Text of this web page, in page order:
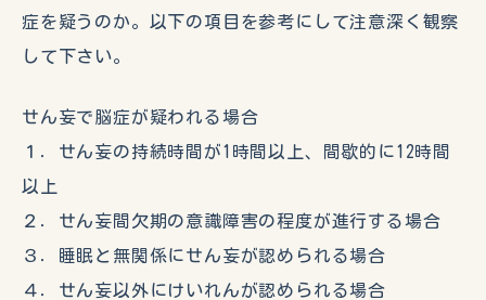
症を疑うのか。以下の項目を参考にして注意深く観察
して下さい。
せん妄で脳症が疑われる場合
１．せん妄の持続時間が1時間以上、間歇的に12時間
以上
２．せん妄間欠期の意識障害の程度が進行する場合
３．睡眠と無関係にせん妄が認められる場合
４．せん妄以外にけいれんが認められる場合